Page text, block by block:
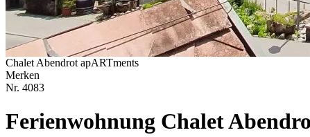
Chalet Abendrot apARTments
Merken
Nr. 4083
Ferienwohnung Chalet